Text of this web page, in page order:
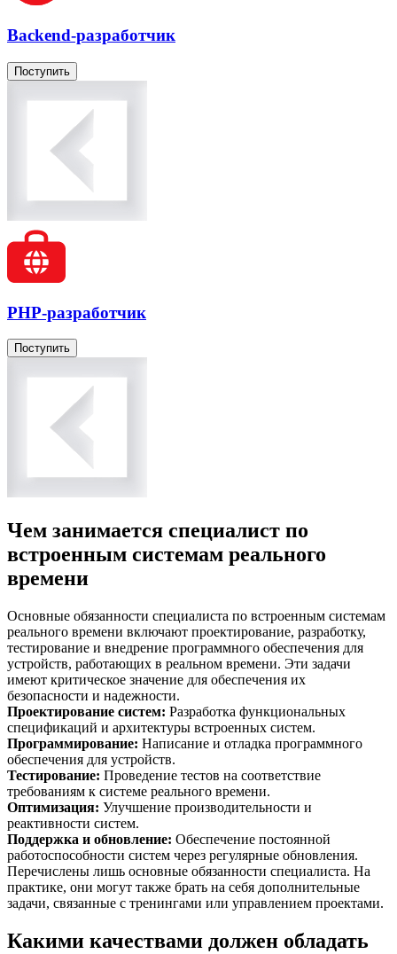
Backend-разработчик
Поступить
PHP-разработчик
Поступить
Чем занимается специалист по
встроенным системам реального
времени
Основные обязанности специалиста по встроенным системам
реального времени включают проектирование, разработку,
тестирование и внедрение программного обеспечения для
устройств, работающих в реальном времени. Эти задачи
имеют критическое значение для обеспечения их
безопасности и надежности.
Проектирование систем: Разработка функциональных
спецификаций и архитектуры встроенных систем.
Программирование: Написание и отладка программного
обеспечения для устройств.
Тестирование: Проведение тестов на соответствие
требованиям к системе реального времени.
Оптимизация: Улучшение производительности и
реактивности систем.
Поддержка и обновление: Обеспечение постоянной
работоспособности систем через регулярные обновления.
Перечислены лишь основные обязанности специалиста. На
практике, они могут также брать на себя дополнительные
задачи, связанные с тренингами или управлением проектами.
Какими качествами должен обладать